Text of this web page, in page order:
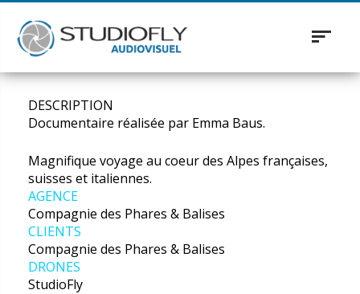
Toggle
DESCRIPTION
Documentaire réalisée par Emma Baus.
Magnifique voyage au coeur des Alpes françaises,
suisses et italiennes.
AGENCE
Compagnie des Phares & Balises
CLIENTS
Compagnie des Phares & Balises
DRONES
StudioFly